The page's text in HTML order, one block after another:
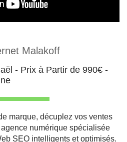
Malakoff
- Prix à Partir de 990€ -
marque, décuplez vos ventes
numérique spécialisée
SEO intelligents et optimisés.